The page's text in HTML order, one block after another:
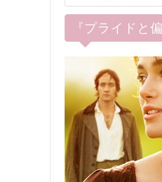
『プライドと偏